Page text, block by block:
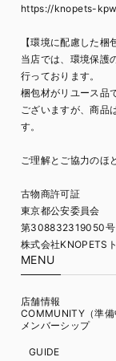
https://knopets-
【環境に配慮した梱
当店では、環境保護
行っております。
梱包材がリユース品
ございますが、商品
す。
ご理解とご協力のほ
古物商許可証
東京都公安委員会
第308832319050号
株式会社KNOPETSト
MENU
店舗情報
COMMUNITY（準備
メンバーシップ
GUIDE